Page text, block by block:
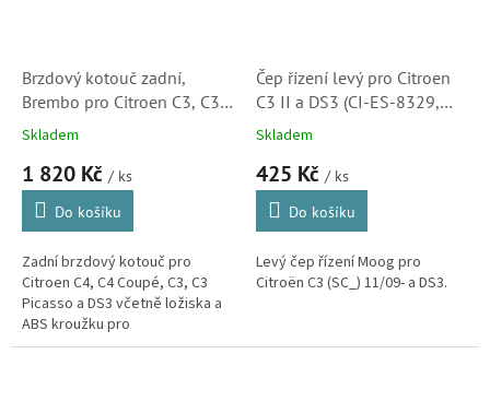
Brzdový kotouč zadní,
Brembo pro Citroen C3, C3
Picasso, C4 a DS3 (424919,
Skladem
1 820 Kč / ks
Do košíku
Zadní brzdový kotouč pro
Citroen C4, C4 Coupé, C3, C3
Picasso a DS3 včetně ložiska a
ABS kroužku pro
snímač. (Peugeot 207, 208,
Čep řízení levý pro Citroen
C3 II a DS3 (CI-ES-8329,
381792)
Skladem
425 Kč / ks
Do košíku
Levý čep řízení Moog pro
Citroën C3 (SC_) 11/09- a DS3.